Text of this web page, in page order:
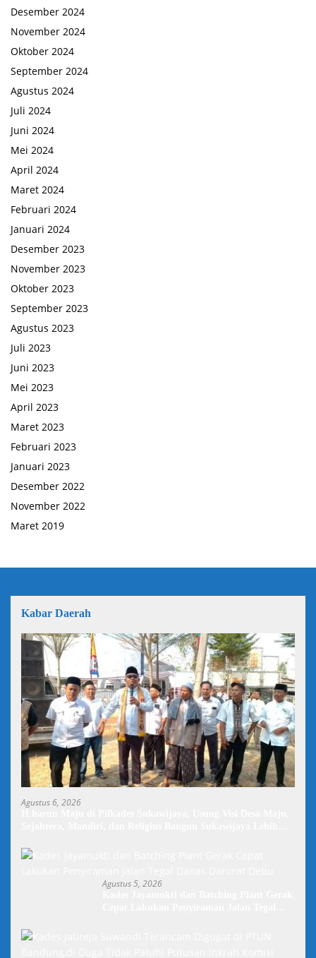
Desember 2024
November 2024
Oktober 2024
September 2024
Agustus 2024
Juli 2024
Juni 2024
Mei 2024
April 2024
Maret 2024
Februari 2024
Januari 2024
Desember 2023
November 2023
Oktober 2023
September 2023
Agustus 2023
Juli 2023
Juni 2023
Mei 2023
April 2023
Maret 2023
Februari 2023
Januari 2023
Desember 2022
November 2022
Maret 2019
Kabar Daerah
Agustus 6, 2026
Agustus 5, 2026